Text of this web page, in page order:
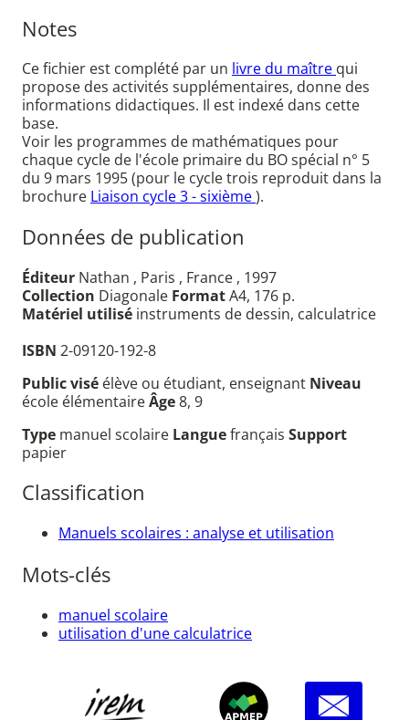
Notes
Ce fichier est complété par un livre du maître qui
propose des activités supplémentaires, donne des
informations didactiques. Il est indexé dans cette
base.
Voir les programmes de mathématiques pour
chaque cycle de l'école primaire du BO spécial n° 5
du 9 mars 1995 (pour le cycle trois reproduit dans la
brochure Liaison cycle 3 - sixième).
Données de publication
Éditeur Nathan , Paris , France , 1997
Collection Diagonale FormatA4, 176 p.
Matériel utilisé instruments de dessin, calculatrice
ISBN 2-09120-192-8
Public visé élève ou étudiant, enseignant Niveau
école élémentaireÂge8, 9
Type manuel scolaire Languefrançais Support
papier
Classification
Manuels scolaires : analyse et utilisation
Mots-clés
manuel scolaire
utilisation d'une calculatrice